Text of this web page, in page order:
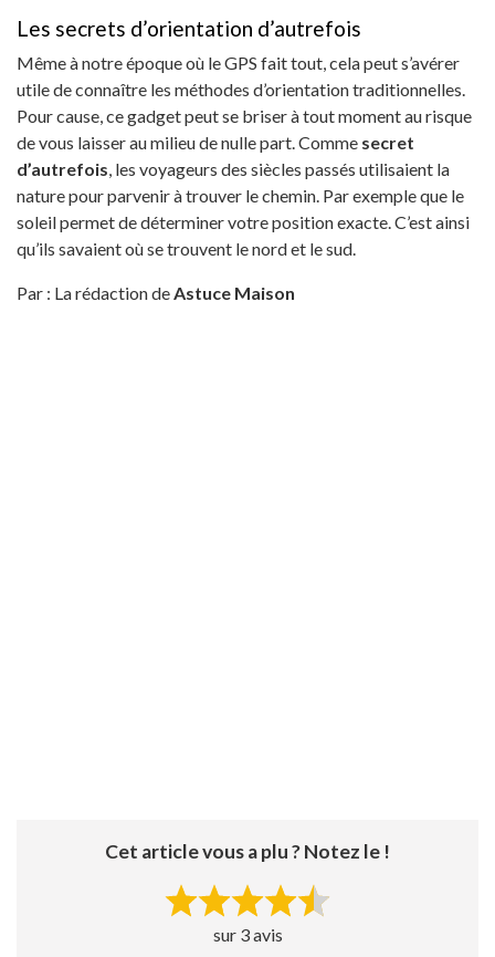
Les secrets d’orientation d’autrefois
Même à notre époque où le GPS fait tout, cela peut s’avérer
utile de connaître les méthodes d’orientation traditionnelles.
Pour cause, ce gadget peut se briser à tout moment au risque
de vous laisser au milieu de nulle part. Comme secret
d’autrefois , les voyageurs des siècles passés utilisaient la
nature pour parvenir à trouver le chemin. Par exemple que le
soleil permet de déterminer votre position exacte. C’est ainsi
qu’ils savaient où se trouvent le nord et le sud.
Par : La rédaction de Astuce Maison
Cet article vous a plu ? Notez le !
sur 3 avis